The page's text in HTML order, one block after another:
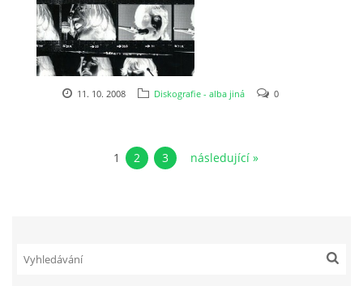
11. 10. 2008 Diskografie - alba jiná 0
1 2 3 následující »